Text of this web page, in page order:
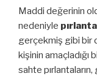
Maddi değerinin
nedeniyle pırlanta
gerçekmiş gibi bir
kişinin amaçladığı
sahte